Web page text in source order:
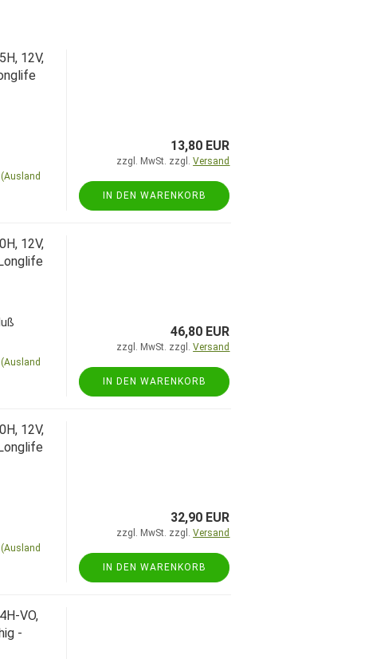
12V,
(Ausland
13,80 EUR
zzgl. MwSt. zzgl.Versand
IN DEN WARENKORB
12V,
(Ausland
46,80 EUR
zzgl. MwSt. zzgl.Versand
IN DEN WARENKORB
12V,
(Ausland
32,90 EUR
zzgl. MwSt. zzgl.Versand
IN DEN WARENKORB
VO,
-